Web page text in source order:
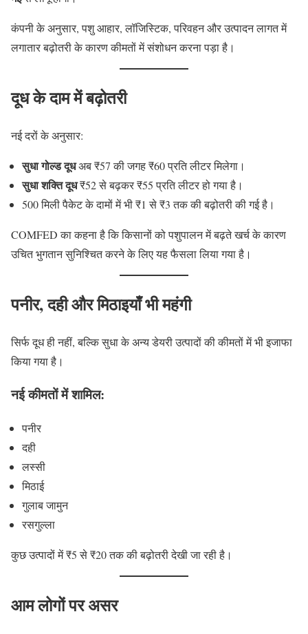
कंपनी के अनुसार, पशु आहार, लॉजिस्टिक, परिवहन और उत्पादन लागत में
लगातार बढ़ोतरी के कारण कीमतों में संशोधन करना पड़ा है।
दूध के दाम में बढ़ोतरी
नई दरों के अनुसार:
सुधा गोल्ड दूधअब ₹57 की जगह ₹60 प्रति लीटर मिलेगा।
सुधा शक्ति दूध₹52 से बढ़कर ₹55 प्रति लीटर हो गया है।
500 मिली पैकेट के दामों में भी ₹1 से ₹3 तक की बढ़ोतरी की गई है।
COMFED का कहना है कि किसानों को पशुपालन में बढ़ते खर्च के कारण
उचित भुगतान सुनिश्चित करने के लिए यह फैसला लिया गया है।
पनीर, दही और मिठाइयाँ भी महंगी
सिर्फ दूध ही नहीं, बल्कि सुधा के अन्य डेयरी उत्पादों की कीमतों में भी इजाफा
किया गया है।
नई कीमतों में शामिल:
पनीर
दही
लस्सी
मिठाई
गुलाब जामुन
रसगुल्ला
कुछ उत्पादों में ₹5 से ₹20 तक की बढ़ोतरी देखी जा रही है।
आम लोगों पर असर